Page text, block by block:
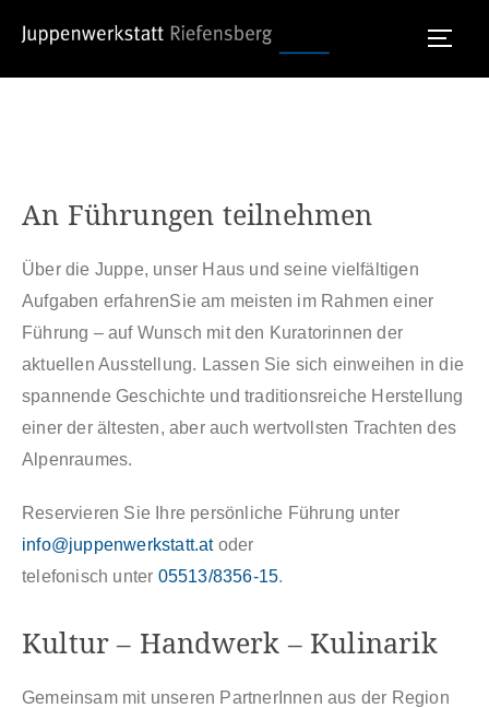
Führungen 1″][/rev_slider]
An Führungen teilnehmen
Über die Juppe, unser Haus und seine vielfältigen
Aufgaben erfahrenSie am meisten im Rahmen einer
Führung – auf Wunsch mit den Kuratorinnen der
aktuellen Ausstellung. Lassen Sie sich einweihen in die
spannende Geschichte und traditionsreiche Herstellung
einer der ältesten, aber auch wertvollsten Trachten des
Alpenraumes.
Reservieren Sie Ihre persönliche Führung unter
info@juppenwerkstatt.atoder
telefonisch unter 05513/8356-15.
Kultur – Handwerk – Kulinarik
Gemeinsam mit unseren PartnerInnen aus der Region